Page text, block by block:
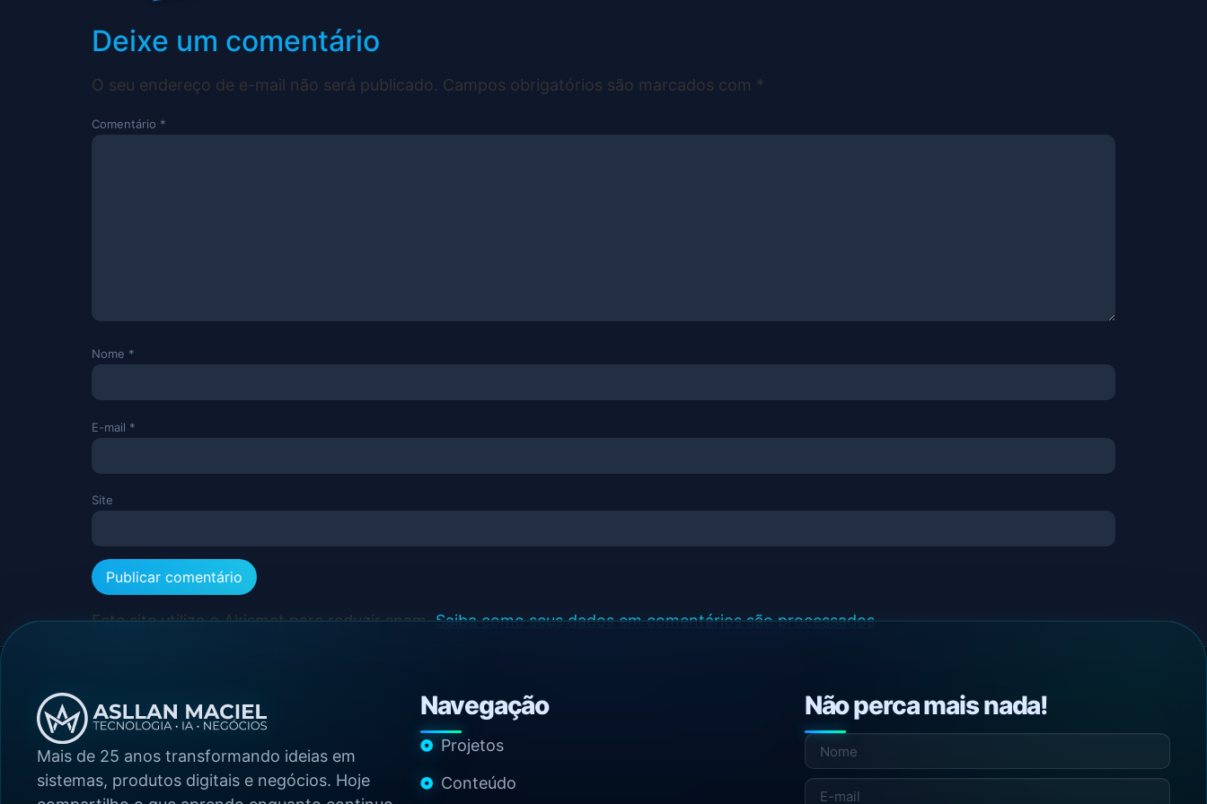
Deixe um comentário
O seu endereço de e-mail não será publicado. Campos obrigatórios são marcados com *
Comentário *
Nome *
E-mail *
Site
Este site utiliza o Akismet para reduzir spam. Saiba como seus dados em comentários são processados
Mais de 25 anos transformando ideias em
sistemas, produtos digitais e negócios. Hoje
Navegação
Projetos
Conteúdo
Não perca mais nada!